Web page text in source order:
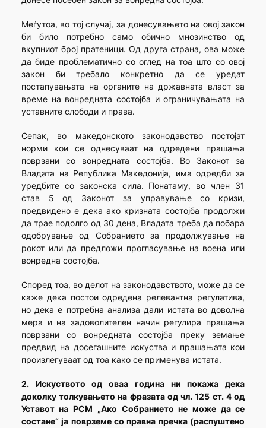
Меѓутоа, во тој случај, за донесувањето на овој закон
би било потребно само обично мнозинство од
вкупниот број пратеници. Од друга страна, ова може
да биде проблематично со оглед на тоа што со овој
закон би требало конкретно да се уредат
постапувањата на органите на државната власт за
време на вонредната состојба и ограничувањата на
уставните слободи и права.
Сепак, во македонското законодавство постојат
норми кои се однесуваат на одредени прашања
поврзани со вонредната состојба. Во Законот за
Владата на Република Македонија, има одредби за
уредбите со законска сила. Понатаму, во член 31
став 5 од Законот за управување со кризи,
предвидено е дека ако кризната состојба продолжи
да трае подолго од 30 дена, Владата треба да побара
одобрување од Собранието за продолжување на
рокот или да предложи прогласување на воена или
вонредна состојба.
Според тоа, во делот на законодавството, може да се
каже дека постои одредена релевантна регулатива,
но дека е потребна анализа дали истата во доволна
мера и на задоволителен начин регулира прашања
поврзани со вонредната состојба преку земање
предвид на досегашните искуства и прашањата кои
произлегуваат од тоа како се применува истата.
2. Искуството од оваа година ни покажа дека
доколку толкувањето на фразата од чл. 125 ст. 4 од
Уставот на РСМ „Ако Собранието не може да се
состане“ ја поврземе со правна пречка (распуштено